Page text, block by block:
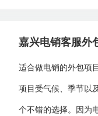
嘉兴电销客服外
适合做电销的外包项
项目受气候、季节以
个不错的选择。因为